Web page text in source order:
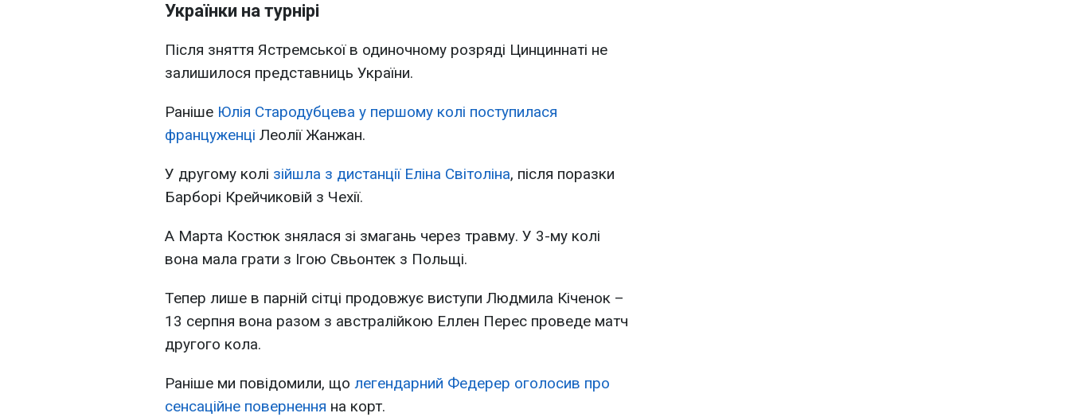
Українки на турнірі
Після зняття Ястремської в одиночному розряді Цинциннаті не
залишилося представниць України.
Раніше Юлія Стародубцева у першому колі поступилася
француженці Леолії Жанжан.
У другому колі зійшла з дистанції Еліна Світоліна, після поразки
Барборі Крейчиковій з Чехії.
А Марта Костюк знялася зі змагань через травму. У 3-му колі
вона мала грати з Ігою Свьонтек з Польщі.
Тепер лише в парній сітці продовжує виступи Людмила Кіченок –
13 серпня вона разом з австралійкою Еллен Перес проведе матч
другого кола.
Раніше ми повідомили, що легендарний Федерер оголосив про
сенсаційне повернення на корт.